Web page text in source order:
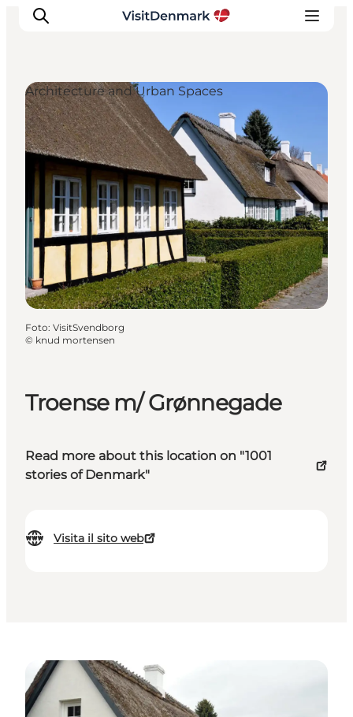
Ispirazioni
Dove andare
Cosa fare
Dove dormire
Pianifica il viaggio
Troense m/ Grønnegade
Read more about this location on "1001
stories of Denmark"
Visita il sito web
Architecture and Urban Spaces
Foto: VisitSvendborg
© knud mortensen